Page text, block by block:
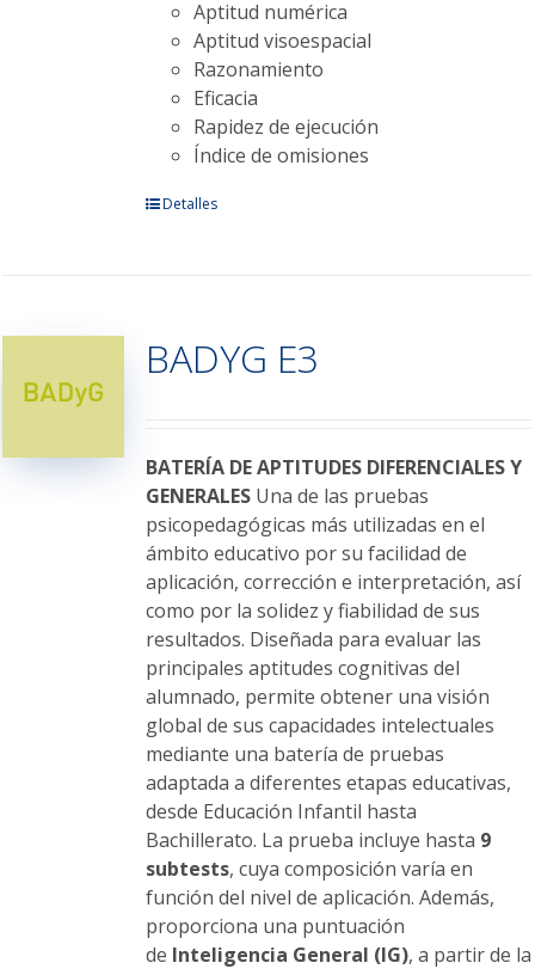
Aptitud numérica
Aptitud visoespacial
Razonamiento
Eficacia
Rapidez de ejecución
Índice de omisiones
Este
Las
opciones
elegir
en
la
página
de
producto
Detalles
BADYG E3
BATERÍA DE APTITUDES DIFERENCIALES Y
GENERALESUna de las pruebas
psicopedagógicas más utilizadas en el
ámbito educativo por su facilidad de
aplicación, corrección e interpretación, así
como por la solidez y fiabilidad de sus
resultados. Diseñada para evaluar las
principales aptitudes cognitivas del
alumnado, permite obtener una visión
global de sus capacidades intelectuales
mediante una batería de pruebas
adaptada a diferentes etapas educativas,
desde Educación Infantil hasta
Bachillerato. La prueba incluye hasta 9
subtests, cuya composición varía en
función del nivel de aplicación. Además,
proporciona una puntuación
de Inteligencia General (IG), a partir de la